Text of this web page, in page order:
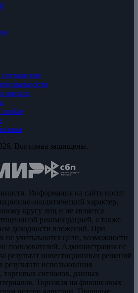
соглашение
рисках
cookie
Все права защищены.
Информация на сайте носит
аналитический характер,
кругу лиц и не является
рекомендацией, а также
доходности вложений. При
не учитываются цели, возможности
пользователей. Администрация не
результат инвестиционных решений
использования
торговых сигналов, данных
Торговля на финансовых